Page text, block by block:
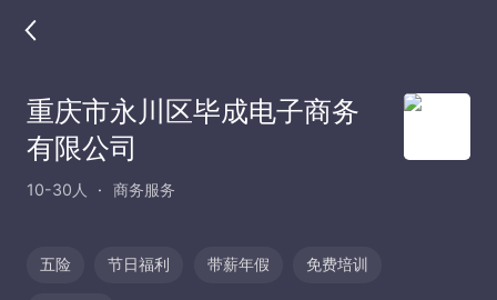
重庆市永川区毕成电子商务
有限公司
10-30人 商务服务
五险 节日福利 带薪年假 免费培训